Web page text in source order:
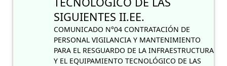
SIGUIENTES II.EE.
COMUNICADO N°04 CONTRATACIÓN DE
PERSONAL VIGILANCIA Y MANTENIMIENTO
PARA EL RESGUARDO DE LA INFRAESTRUCTURA
Y EL EQUIPAMIENTO TECNOLÓGICO DE LAS